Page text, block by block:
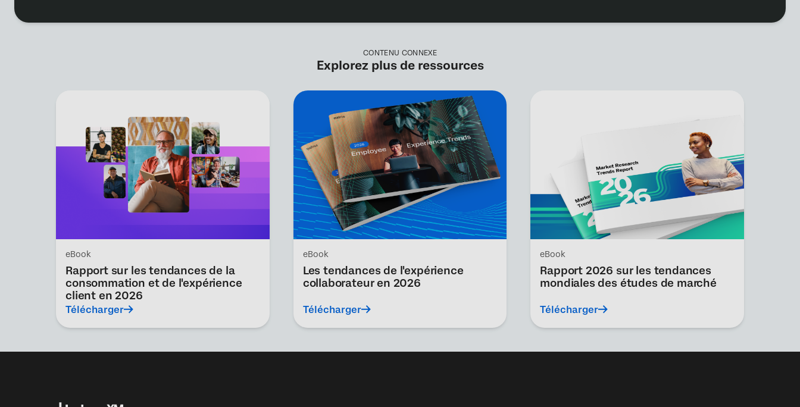
CONTENU CONNEXE
Explorez plus de ressources
eBook
Rapport sur les tendances de la
consommation et de l'expérience
client en 2026
Télécharger
eBook
Les tendances de l'expérience
collaborateur en 2026
Télécharger
eBook
Rapport 2026 sur les tendances
mondiales des études de marché
Télécharger